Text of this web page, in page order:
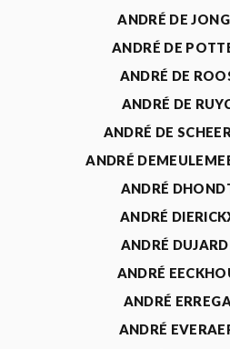
ANDRÉ DE
ANDRÉ DE
ANDRÉ DE
ANDRÉ DE
ANDRÉ DE
ANDRÉ
ANDRÉ
ANDRÉ
ANDRÉ
ANDRÉ
ANDRÉ
ANDRÉ